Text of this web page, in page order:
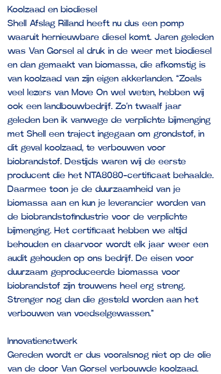
Koolzaad en biodiesel
Shell Afslag Rilland heeft nu dus een pomp
waaruit hernieuwbare diesel komt. Jaren geleden
was Van Gorsel al druk in de weer met biodiesel
en dan gemaakt van biomassa, die afkomstig is
van koolzaad van zijn eigen akkerlanden. “Zoals
veel lezers van Move On wel weten, hebben wij
ook een landbouwbedrijf. Zo’n twaalf jaar
geleden ben ik vanwege de verplichte bijmenging
met Shell een traject ingegaan om grondstof, in
dit geval koolzaad, te verbouwen voor
biobrandstof. Destijds waren wij de eerste
producent die het NTA8080-certificaat behaalde.
Daarmee toon je de duurzaamheid van je
biomassa aan en kun je leverancier worden van
de biobrandstofindustrie voor de verplichte
bijmenging. Het certificaat hebben we altijd
behouden en daarvoor wordt elk jaar weer een
audit gehouden op ons bedrijf. De eisen voor
duurzaam geproduceerde biomassa voor
biobrandstof zijn trouwens heel erg streng.
Strenger nog dan die gesteld worden aan het
verbouwen van voedselgewassen.”
Innovatienetwerk
Gereden wordt er dus vooralsnog niet op de olie
van de door Van Gorsel verbouwde koolzaad.